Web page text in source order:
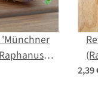
Saatgut
2,39